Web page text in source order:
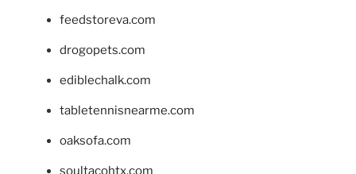
feedstoreva.com
drogopets.com
ediblechalk.com
tabletennisnearme.com
oaksofa.com
soultacohtx.com